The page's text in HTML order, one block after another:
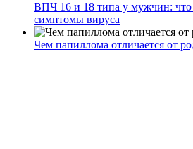
ВПЧ 16 и 18 типа у мужчин: что
симптомы вируса
Чем папиллома отличается от